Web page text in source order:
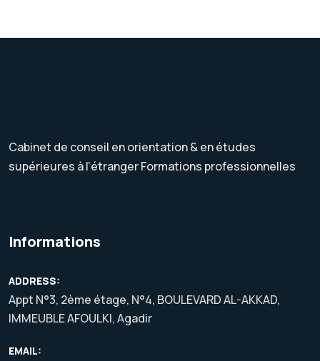
Cabinet de conseil en orientation & en études
supérieures à l’étranger Formations professionnelles
Informations
ADDRESS:
Appt N°3, 2ème étage, N°4, BOULEVARD AL-AKKAD,
IMMEUBLE AFOULKI, Agadir
EMAIL: